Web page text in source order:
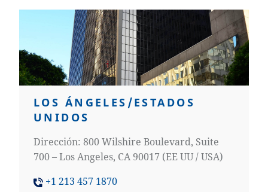
LOS ÁNGELES/ESTADOS
UNIDOS
Dirección: 800 Wilshire Boulevard, Suite
700 – Los Angeles, CA 90017 (EE UU / USA)
+1 213 457 1870